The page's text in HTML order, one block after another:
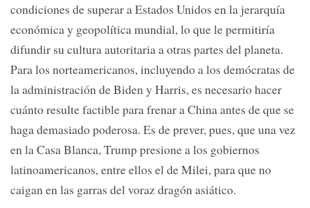
condiciones de superar a Estados Unidos en la jerarquía
económica y geopolítica mundial, lo que le permitiría
difundir su cultura autoritaria a otras partes del planeta.
Para los norteamericanos, incluyendo a los demócratas de
la administración de Biden y Harris, es necesario hacer
cuánto resulte factible para frenar a China antes de que se
haga demasiado poderosa. Es de prever, pues, que una vez
en la Casa Blanca, Trump presione a los gobiernos
latinoamericanos, entre ellos el de Milei, para que no
caigan en las garras del voraz dragón asiático.